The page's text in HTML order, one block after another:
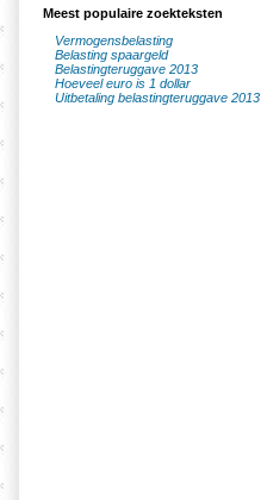
Meest populaire zoekteksten
Vermogensbelasting
Belasting spaargeld
Belastingteruggave 2013
Hoeveel euro is 1 dollar
Uitbetaling belastingteruggave 2013